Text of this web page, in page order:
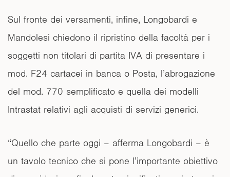
Sul fronte dei versamenti, infine, Longobardi e
Mandolesi chiedono il ripristino della facoltà per i
soggetti non titolari di partita IVA di presentare i
mod. F24 cartacei in banca o Posta, l’abrogazione
del mod. 770 semplificato e quella dei modelli
Intrastat relativi agli acquisti di servizi generici.
“Quello che parte oggi – afferma Longobardi – è
un tavolo tecnico che si pone l’importante obiettivo